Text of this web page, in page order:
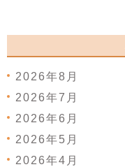
2026年8月
2026年7月
2026年6月
2026年5月
2026年4月